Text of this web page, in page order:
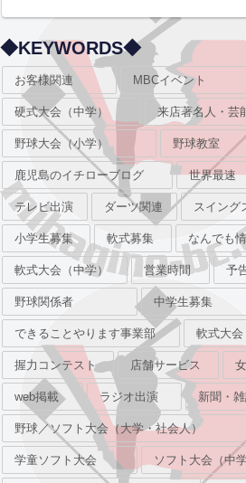
◆KEYWORDS◆
お客様関連 MBCイベント
硬式大会（中学） 来店著名人・芸
野球大会（小学） 野球教室
鹿児島のイチローブログ 世界最速
テレビ出演 ダーツ関連 スイング
小学生募集 軟式募集 なんでも
軟式大会（中学） 営業時間 予
野球関係者 中学生募集
できることやります事業部 軟式大会
握力コンテスト 店舗サービス
web掲載 ラジオ出演 新聞・
野球／ソフト大会（大学・社会人）
学童ソフト大会 ソフト大会（中学